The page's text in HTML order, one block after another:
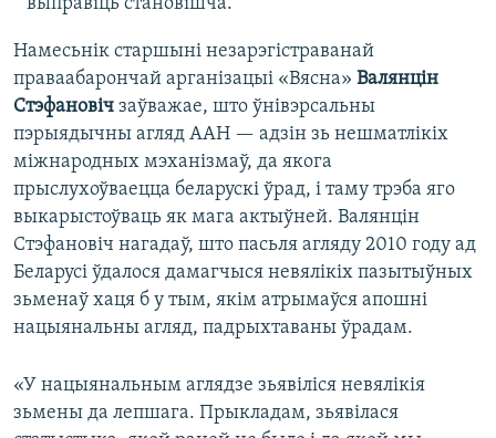
выправіць становішча.
Намесьнік старшыні незарэгістраванай
праваабарончай арганізацыі «Вясна» Валянцін
Стэфановіч заўважае, што ўнівэрсальны
пэрыядычны агляд ААН — адзін зь нешматлікіх
міжнародных мэханізмаў, да якога
прыслухоўваецца беларускі ўрад, і таму трэба яго
выкарыстоўваць як мага актыўней. Валянцін
Стэфановіч нагадаў, што пасьля агляду 2010 году ад
Беларусі ўдалося дамагчыся невялікіх пазытыўных
зьменаў хаця б у тым, якім атрымаўся апошні
нацыянальны агляд, падрыхтаваны ўрадам.
«У нацыянальным аглядзе зьявіліся невялікія
зьмены да лепшага. Прыкладам, зьявілася